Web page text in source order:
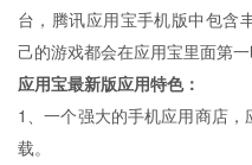
台，腾讯应用宝手机版中包含
己的游戏都会在应用宝里面第一
应用宝最新版应用特色：
1、一个强大的手机应用商店
载。